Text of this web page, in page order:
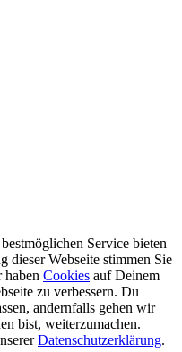
Service bieten
dieser Webseite stimmen Sie
Cookies auf Deinem
zu verbessern. Du
andernfalls gehen wir
bist, weiterzumachen.
Datenschutzerklärung.